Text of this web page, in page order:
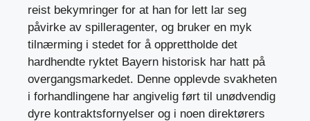
reist bekymringer for at han for lett lar seg
påvirke av spilleragenter, og bruker en myk
tilnærming i stedet for å opprettholde det
hardhendte ryktet Bayern historisk har hatt på
overgangsmarkedet. Denne opplevde svakheten
i forhandlingene har angivelig ført til unødvendig
dyre kontraktsfornyelser og i noen direktørers